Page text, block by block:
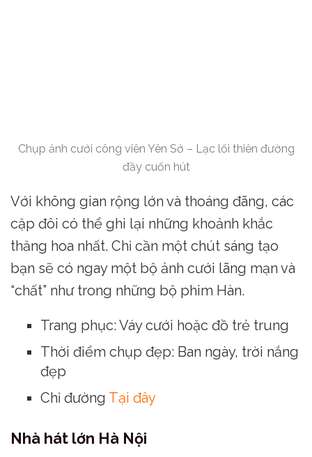
Chụp ảnh cưới công viên Yên Sở – Lạc lối thiên đường
đầy cuốn hút
Với không gian rộng lớn và thoáng đãng, các
cặp đôi có thể ghi lại những khoảnh khắc
thăng hoa nhất. Chỉ cần một chút sáng tạo
bạn sẽ có ngay một bộ ảnh cưới lãng mạn và
“chất” như trong những bộ phim Hàn.
Trang phục: Váy cưới hoặc đồ trẻ trung
Thời điểm chụp đẹp: Ban ngày, trời nắng
đẹp
Chỉ đường Tại đây
Nhà hát lớn Hà Nội